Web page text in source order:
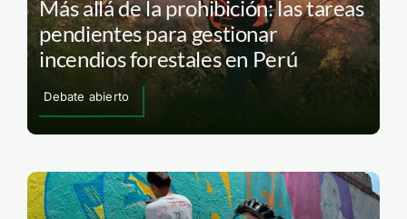
Más allá de la prohibición: las tareas
pendientes para gestionar
incendios forestales en Perú
Debate abierto